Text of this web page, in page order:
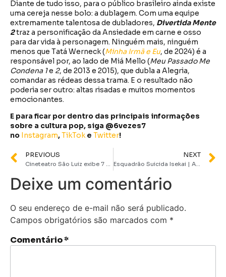
Diante de tudo isso, para o público brasileiro ainda existe
uma cereja nesse bolo: a dublagem. Com uma equipe
extremamente talentosa de dubladores, Divertida Mente
2traz a personificação da Ansiedade em carne e osso
para dar vida à personagem. Ninguém mais, ninguém
menos que Tatá Werneck (Minha Irmã e Eu, de 2024) é a
responsável por, ao lado de Miá Mello (Meu Passado Me
Condena 1e 2, de 2013 e 2015), que dubla a Alegria,
comandar as rédeas dessa trama. E o resultado não
poderia ser outro: altas risadas e muitos momentos
emocionantes.
E para ficar por dentro das principais informações
sobre a cultura pop, siga @6vezes7
no Instagram,TikToke Twitter!
PREVIOUS NEXT
Esquadrão Suicida Isekai | Anime da DC ganha data de estreia na Max
Deixe um comentário
O seu endereço de e-mail não será publicado.
Campos obrigatórios são marcados com *
Comentário*